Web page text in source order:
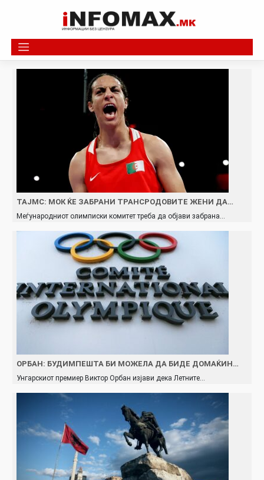
ТАЈМС: МОК ЌЕ ЗАБРАНИ ТРАНСРОДОВИТЕ ЖЕНИ ДА…
Меѓународниот олимписки комитет треба да објави забрана…
ОРБАН: БУДИМПЕШТА БИ МОЖЕЛА ДА БИДЕ ДОМАЌИН…
Унгарскиот премиер Виктор Орбан изјави дека Летните…